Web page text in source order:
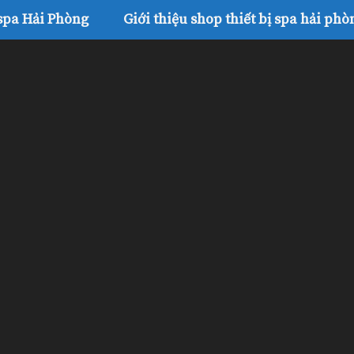
Hải Phòng Giới thiệu shop thiết bị spa hải